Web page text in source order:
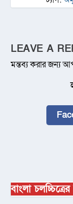
LEAVE A
মন্তব্য করার জন্য
বাংলা